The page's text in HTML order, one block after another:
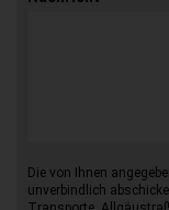
Die von Ihnen
unverbindlich